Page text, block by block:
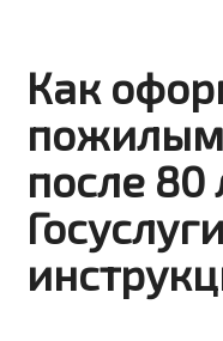
Как
после 80